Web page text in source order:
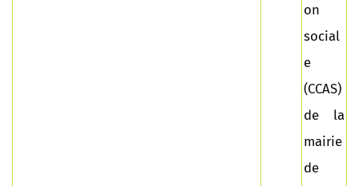
on
social
e
(CCAS)
de la
mairie
de